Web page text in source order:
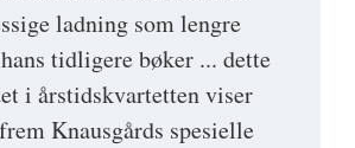
ladning som lengre
tidligere bøker ... dette
i årstidskvartetten viser
Knausgårds spesielle